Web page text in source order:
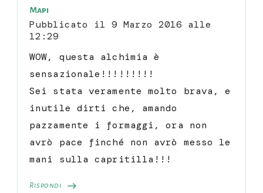
Mapi
Pubblicato il 9 Marzo 2016 alle
12:29
Rispondi
WOW, questa alchimia è
sensazionale!!!!!!!!!
Sei stata veramente molto brava, e
inutile dirti che, amando
pazzamente i formaggi, ora non
avrò pace finché non avrò messo le
mani sulla capritilla!!!